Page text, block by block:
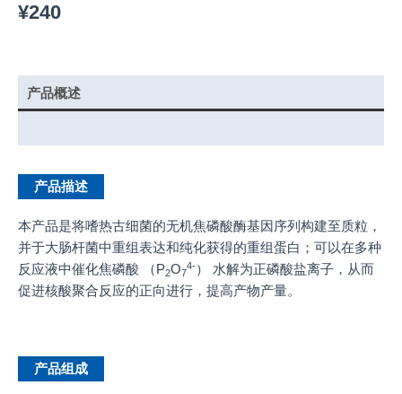
¥240
产品概述
产品描述
本产品是将嗜热古细菌的无机焦磷酸酶基因序列构建至质粒，
并于大肠杆菌中重组表达和纯化获得的重组蛋白；可以在多种
反应液中催化焦磷酸 （P2O7
4-） 水解为正磷酸盐离子，从而
促进核酸聚合反应的正向进行，提高产物产量。
产品组成